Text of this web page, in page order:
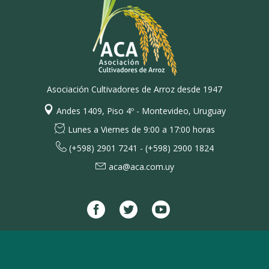
Asociación Cultivadores de Arroz desde 1947
Andes 1409, Piso 4º - Montevideo, Uruguay
Lunes a Viernes de 9:00 a 17:00 horas
(+598) 2901 7241 - (+598) 2900 1824
aca@aca.com.uy